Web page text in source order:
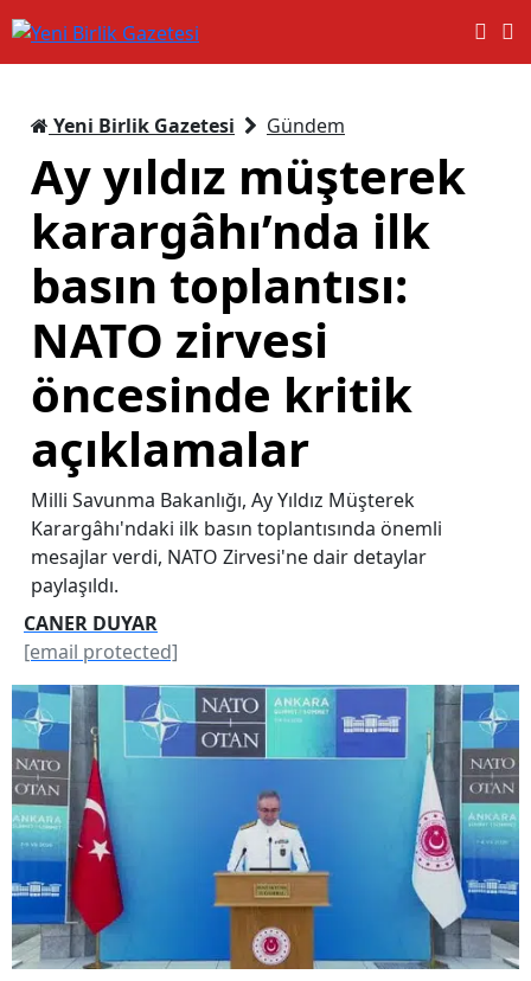
Yeni Birlik Gazetesi Gündem
Ay yıldız müşterek
karargâhı’nda ilk
basın toplantısı:
NATO zirvesi
öncesinde kritik
açıklamalar
Milli Savunma Bakanlığı, Ay Yıldız Müşterek
Karargâhı'ndaki ilk basın toplantısında önemli
mesajlar verdi, NATO Zirvesi'ne dair detaylar
paylaşıldı.
CANER DUYAR
[email protected]